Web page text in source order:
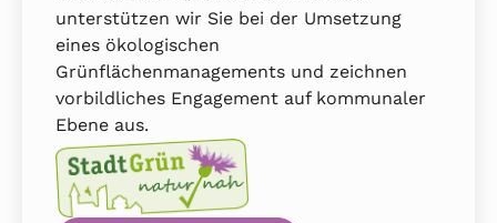
unterstützen wir Sie bei der Umsetzung
eines ökologischen
Grünflächenmanagements und zeichnen
vorbildliches Engagement auf kommunaler
Ebene aus.